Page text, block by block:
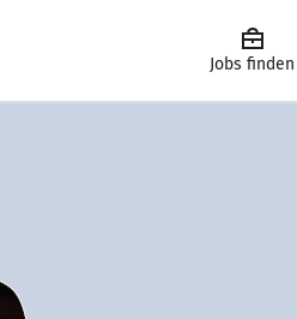
Jobs finden